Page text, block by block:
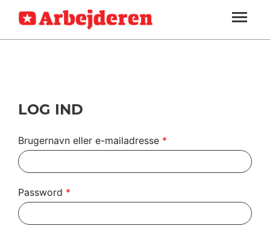
SEKTIONER
ARBEJDEREN
MENER
UDLAND
DEBAT
SOUNDCLOUD
ABONNER
LOG IND
LOG IND
Brugernavn eller e-mailadresse *
Password *